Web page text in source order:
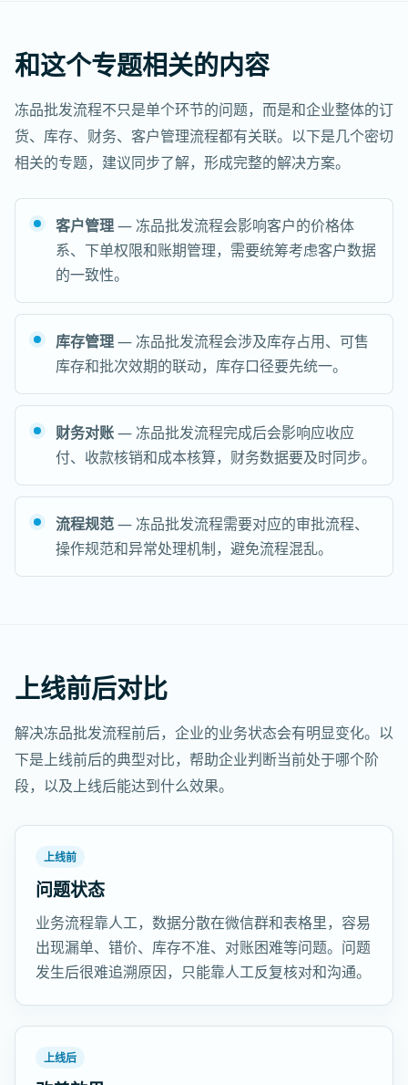
和这个专题相关的内容
冻品批发流程不只是单个环节的问题，而是和企业整体的订
货、库存、财务、客户管理流程都有关联。以下是几个密切
相关的专题，建议同步了解，形成完整的解决方案。
客户管理— 冻品批发流程会影响客户的价格体
系、下单权限和账期管理，需要统筹考虑客户数据
的一致性。
库存管理— 冻品批发流程会涉及库存占用、可售
库存和批次效期的联动，库存口径要先统一。
财务对账— 冻品批发流程完成后会影响应收应
付、收款核销和成本核算，财务数据要及时同步。
流程规范— 冻品批发流程需要对应的审批流程、
操作规范和异常处理机制，避免流程混乱。
上线前后对比
解决冻品批发流程前后，企业的业务状态会有明显变化。以
下是上线前后的典型对比，帮助企业判断当前处于哪个阶
段，以及上线后能达到什么效果。
上线前
问题状态
业务流程靠人工，数据分散在微信群和表格里，容易
出现漏单、错价、库存不准、对账困难等问题。问题
发生后很难追溯原因，只能靠人工反复核对和沟通。
上线后